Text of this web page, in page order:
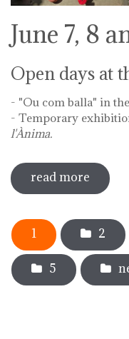
June 7, 8
Open days at
- "Ou com balla" in
- Temporary
l'Ànima.
read more
la font
Pages
1 2
5